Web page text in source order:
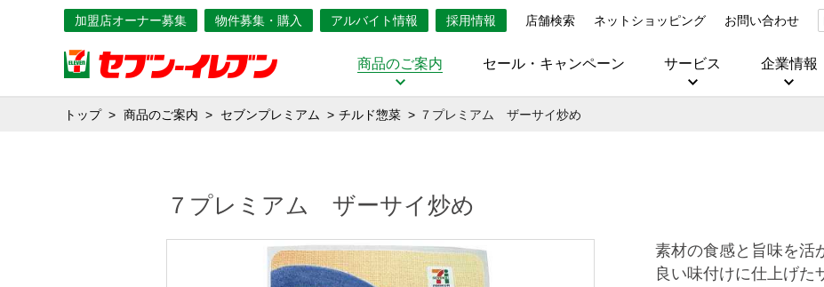
加盟店オーナー募集 物件募集・購入 アルバイト情報 採用情報 店舗検索 ネットショッピング お問い合わせ
商品のご案内 セール・キャンペーン サービス 企業情報
トップ 商品のご案内 セブンプレミアム チルド惣菜 ７プレミアム ザーサイ炒め
７プレミアム ザーサイ炒め
素材の食感と旨味を活
良い味付けに仕上げた